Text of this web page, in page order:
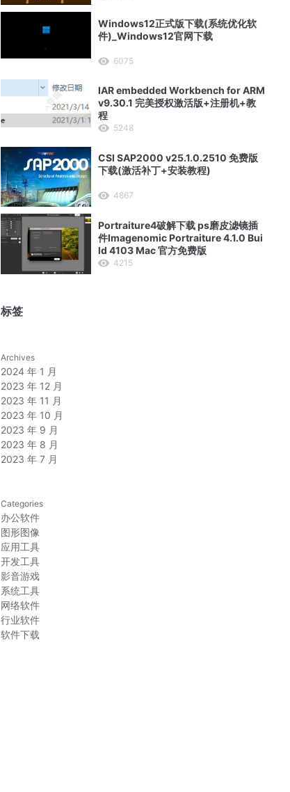
Windows12正式版下载(系统优化软
件)_Windows12官网下载
6075
IAR embedded Workbench for ARM
v9.30.1 完美授权激活版+注册机+教
程
5248
CSI SAP2000 v25.1.0.2510 免费版
下载(激活补丁+安装教程)
4867
Portraiture4破解下载 ps磨皮滤镜插
件Imagenomic Portraiture 4.1.0 Bui
ld 4103 Mac 官方免费版
4215
标签
Archives
2024 年 1 月
2023 年 12 月
2023 年 11 月
2023 年 10 月
2023 年 9 月
2023 年 8 月
2023 年 7 月
Categories
办公软件
图形图像
应用工具
开发工具
影音游戏
系统工具
网络软件
行业软件
软件下载